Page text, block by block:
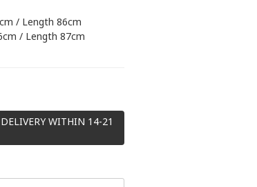
/ Length 86cm
/ Length 87cm
WITHIN 14-21